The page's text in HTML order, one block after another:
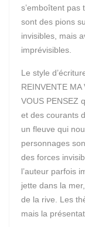
s’emboîtent pas
sont des pions
invisibles, mais
imprévisibles.
Le style
REINVENTE MA
VOUS PENSEZ
et des courants
un fleuve qui
personnages
des forces
l’auteur parfois
jette dans la
de la rive. Les
mais la